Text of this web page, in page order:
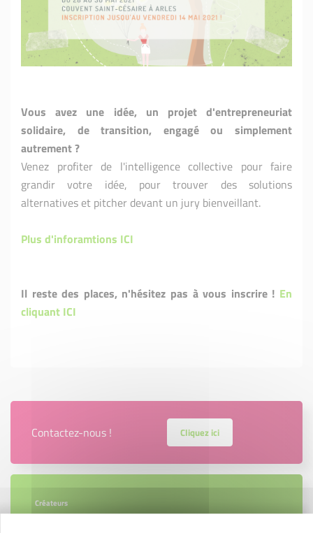
Vous avez une idée, un projet d'entrepreneuriat
solidaire, de transition, engagé ou simplement
autrement ?
Venez profiter de l'intelligence collective pour faire
grandir votre idée, pour trouver des solutions
alternatives et pitcher devant un jury bienveillant.
Plus d'inforamtions ICI
Il reste des places, n'hésitez pas à vous inscrire ! En
cliquant ICI
Contactez-nous ! Cliquez ici
Créateurs